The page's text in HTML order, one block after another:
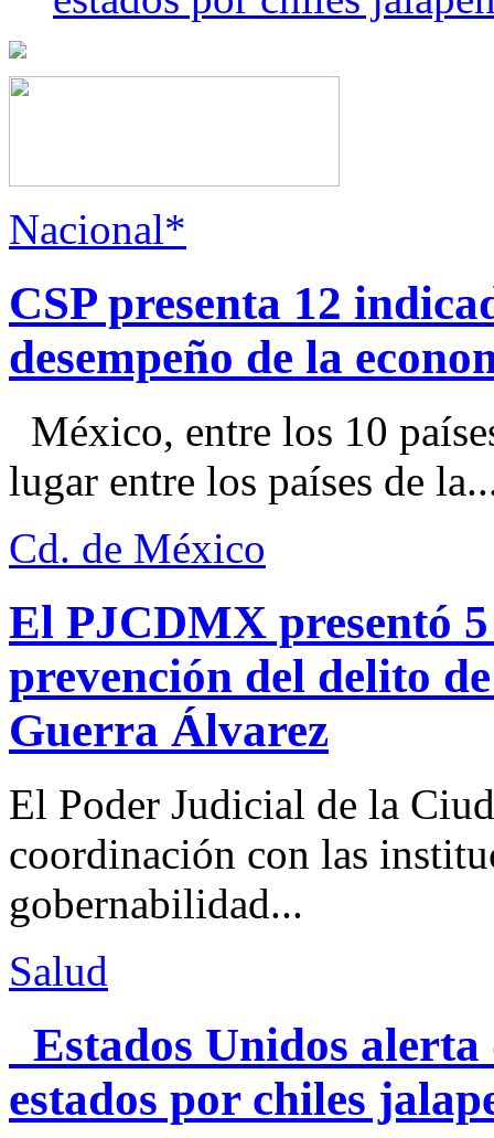
Nacional*
CSP presenta 12
desempeño de la
México, entre los 10
lugar entre los países de
Cd. de México
El PJCDMX presentó
prevención del delito
Guerra Álvarez
El Poder Judicial de la
coordinación con las
gobernabilidad...
Salud
Estados Unidos alerta
estados por chiles